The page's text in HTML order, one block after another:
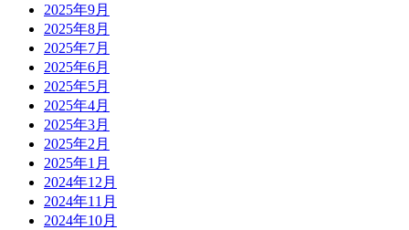
2025年9月
2025年8月
2025年7月
2025年6月
2025年5月
2025年4月
2025年3月
2025年2月
2025年1月
2024年12月
2024年11月
2024年10月